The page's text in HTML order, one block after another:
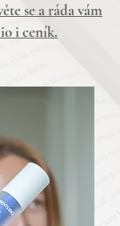
se a ráda vám
i ceník.